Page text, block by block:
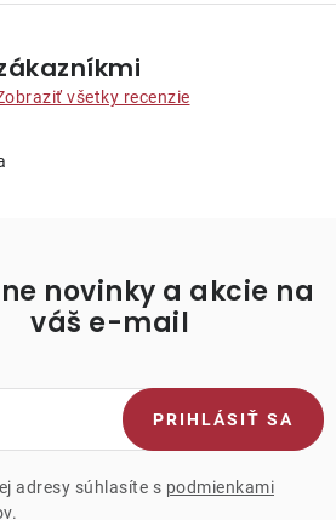
všetky recenzie
novinky a akcie na
váš e-mail
adresy súhlasíte s podmienkami
PRIHLÁSIŤ SA